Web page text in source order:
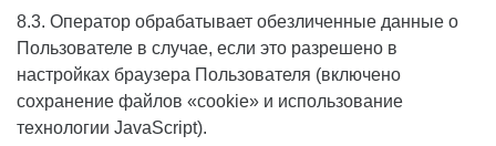
8.3. Оператор обрабатывает обезличенные данные о
Пользователе в случае, если это разрешено в
настройках браузера Пользователя (включено
сохранение файлов «cookie» и использование
технологии JavaScript).